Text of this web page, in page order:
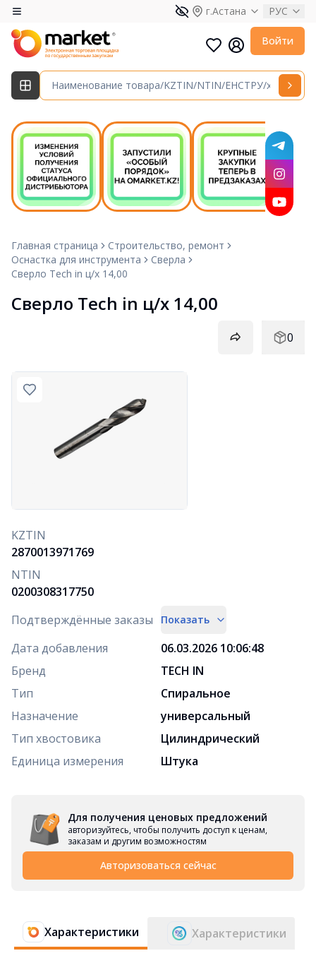
г.Астана РУС
Войти
Главная страница
Строительство, ремонт
Оснастка для инструмента
Сверла
Сверло Tech in ц/х 14,00
Сверло Tech in ц/х 14,00
0
KZTIN
2870013971769
NTIN
0200308317750
Подтверждённые заказы
Показать
Дата добавления
06.03.2026 10:06:48
Бренд
TECH IN
Тип
Спиральное
Назначение
универсальный
Тип хвостовика
Цилиндрический
Единица измерения
Штука
Для получения ценовых предложений
авторизуйтесь, чтобы получить доступ к ценам,
заказам и другим возможностям
Авторизоваться сейчас
Характеристики Характеристики